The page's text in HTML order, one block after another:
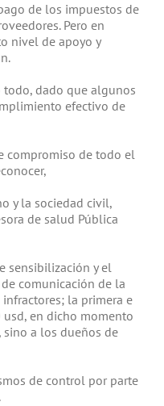
de los impuestos de
Pero en
nivel de apoyo y
dado que algunos
efectivo de
compromiso de todo el
y la sociedad civil,
de salud Pública
sensibilización y el
comunicación de la
la primera e
en dicho momento
a los dueños de
de control por parte